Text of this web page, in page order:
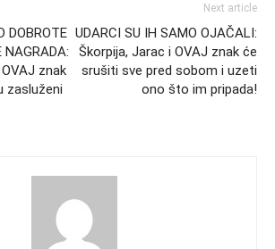
DOBROTE
znak
zasluženi
Next article
UDARCI SU IH SAMO OJAČALI:
Škorpija, Jarac i OVAJ znak će
srušiti sve pred sobom i uzeti
ono što im pripada!